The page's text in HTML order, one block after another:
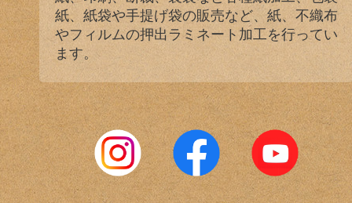
紙、紙袋や手提げ袋の販売など、紙、不織布
やフィルムの押出ラミネート加工を行ってい
ます。